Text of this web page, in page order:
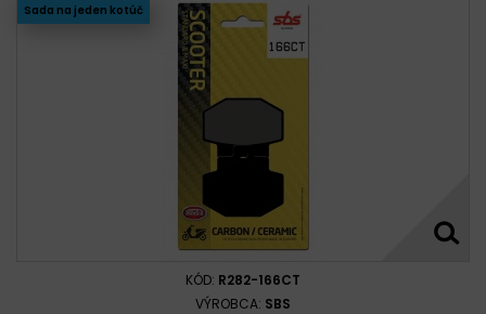
Sada na jeden kotúč
KÓD: R282-166CT
VÝROBCA: SBS